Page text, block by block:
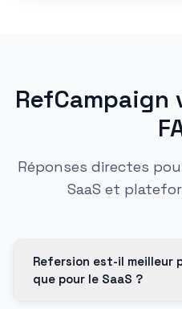
RefCampaign
Réponses directes
SaaS et
Refersion est-il meilleur
que pour le SaaS ?